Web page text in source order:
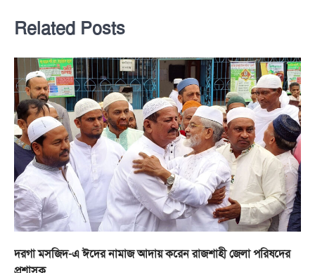
Related Posts
দরগা মসজিদ-এ ঈদের নামাজ আদায় করেন রাজশাহী জেলা পরিষদের